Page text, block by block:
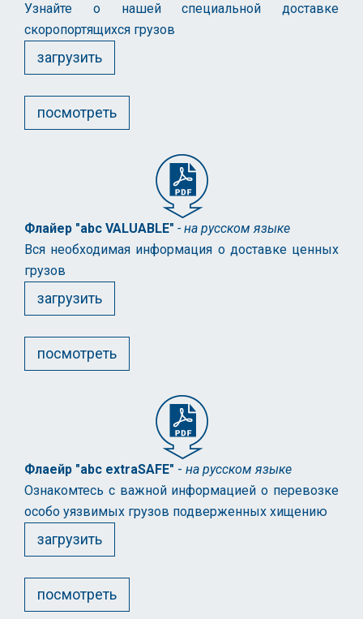
Узнайте о нашей специальной доставке
скоропортящихся грузов
загрузить
посмотреть
Флайер "abc VALUABLE" - на русском языке
Вся необходимая информация о доставке ценных
грузов
загрузить
посмотреть
Флаейр "abc extraSAFE" - на русском языке
Ознакомтесь с важной информацией о перевозке
особо уязвимых грузов подверженных хищению
загрузить
посмотреть